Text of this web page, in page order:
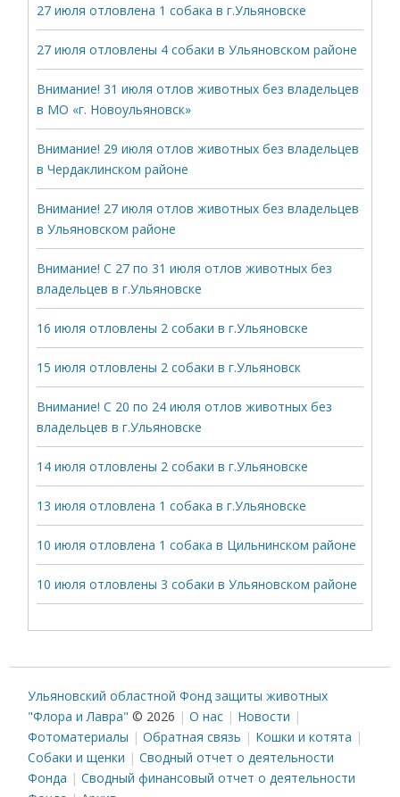
27 июля отловлена 1 собака в г.Ульяновске
27 июля отловлены 4 собаки в Ульяновском районе
Внимание! 31 июля отлов животных без владельцев
в МО «г. Новоульяновск»
Внимание! 29 июля отлов животных без владельцев
в Чердаклинском районе
Внимание! 27 июля отлов животных без владельцев
в Ульяновском районе
Внимание! С 27 по 31 июля отлов животных без
владельцев в г.Ульяновске
16 июля отловлены 2 собаки в г.Ульяновске
15 июля отловлены 2 собаки в г.Ульяновск
Внимание! С 20 по 24 июля отлов животных без
владельцев в г.Ульяновске
14 июля отловлены 2 собаки в г.Ульяновске
13 июля отловлена 1 собака в г.Ульяновске
10 июля отловлена 1 собака в Цильнинском районе
10 июля отловлены 3 собаки в Ульяновском районе
Ульяновский областной Фонд защиты животных
"Флора и Лавра" © 2026 О нас
Новости
Фотоматериалы
Обратная связь
Кошки и котята
Собаки и щенки
Сводный отчет о деятельности
Фонда
Сводный финансовый отчет о деятельности